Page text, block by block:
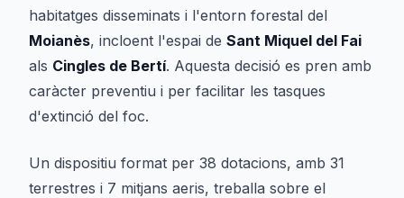
habitatges disseminats i l'entorn forestal del
Moianès, incloent l'espai de Sant Miquel del Fai
als Cingles de Bertí. Aquesta decisió es pren amb
caràcter preventiu i per facilitar les tasques
d'extinció del foc.
Un dispositiu format per 38 dotacions, amb 31
terrestres i 7 mitjans aeris, treballa sobre el